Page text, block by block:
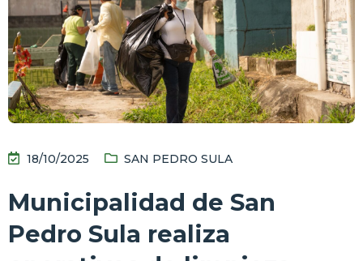
18/10/2025 SAN PEDRO SULA
Municipalidad de San
Pedro Sula realiza